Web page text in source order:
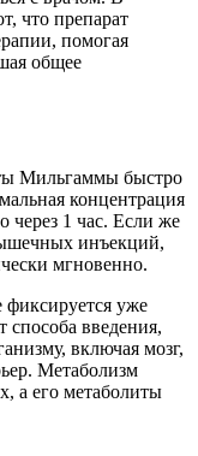
что препарат
помогая
общее
Мильгаммы быстро
концентрация
через 1 час. Если же
инъекций,
мгновенно.
уже
способа введения,
включая мозг,
Метаболизм
а его метаболиты